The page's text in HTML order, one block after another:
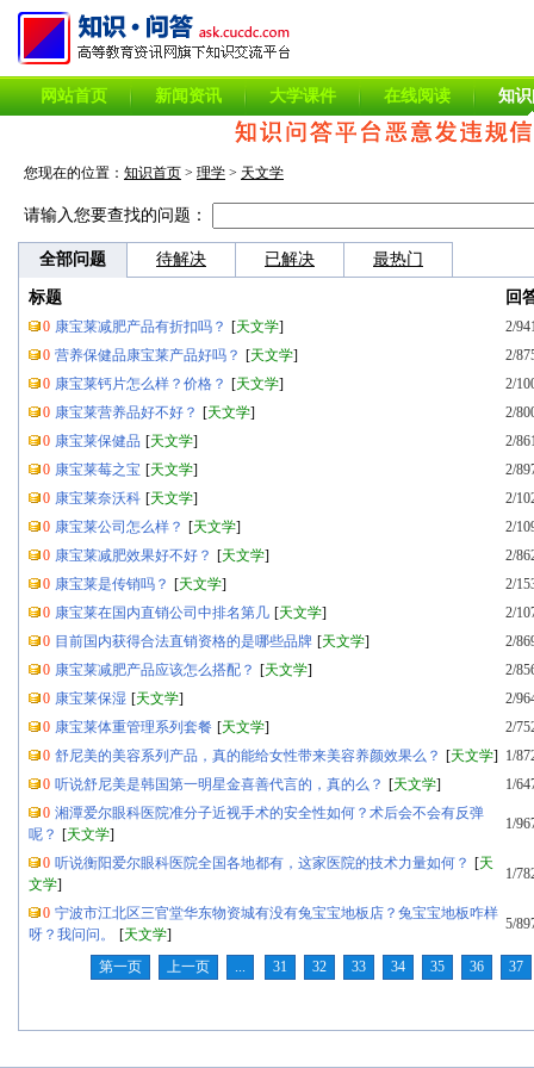
网站首页 新闻资讯 大学课件 在线阅读 知
您现在的位置： 知识首页 > 理学 > 天文学
请输入您要查找的问题：
全部问题 待解决 已解决 最热门
标题 回
0 康宝莱减肥产品有折扣吗？ [天文学]
2/
0 营养保健品康宝莱产品好吗？ [天文学]
2/
0 康宝莱钙片怎么样？价格？ [天文学]
2/
0 康宝莱营养品好不好？ [天文学]
2/
0 康宝莱保健品 [天文学]
2/
0 康宝莱莓之宝 [天文学]
2/
0 康宝莱奈沃科 [天文学]
2/
0 康宝莱公司怎么样？ [天文学]
2/
0 康宝莱减肥效果好不好？ [天文学]
2/
0 康宝莱是传销吗？ [天文学]
2/
0 康宝莱在国内直销公司中排名第几 [天文学]
2/
0 目前国内获得合法直销资格的是哪些品牌 [天文学]
2/
0 康宝莱减肥产品应该怎么搭配？ [天文学]
2/
0 康宝莱保湿 [天文学]
2/
0 康宝莱体重管理系列套餐 [天文学]
2/
0 舒尼美的美容系列产品，真的能给女性带来美容养颜效果么？ [天文学] 1/
0 听说舒尼美是韩国第一明星金喜善代言的，真的么？ [天文学]
1/
0 湘潭爱尔眼科医院准分子近视手术的安全性如何？术后会不会有反弹
呢？ [天文学]
1/
0 听说衡阳爱尔眼科医院全国各地都有，这家医院的技术力量如何？ [天
文学]
1/
0 宁波市江北区三官堂华东物资城有没有兔宝宝地板店？兔宝宝地板咋样
呀？我问问。
[天文学]
5/
第一页 上一页 ... 31 32 33 34 35 36 37